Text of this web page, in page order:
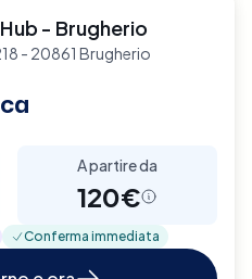
- Brugherio
- 20861 Brugherio
A partire da
120€
Conferma immediata